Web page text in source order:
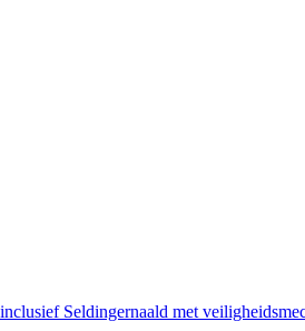
Seldingernaald met